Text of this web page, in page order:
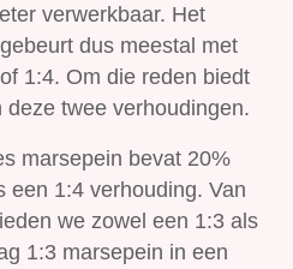
verwerkbaar. Het
dus meestal met
1:4. Om die reden biedt
twee verhoudingen.
marsepein bevat 20%
een 1:4 verhouding. Van
we zowel een 1:3 als
1:3 marsepein in een